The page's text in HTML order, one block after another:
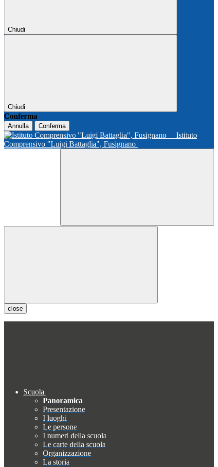
Chiudi
Chiudi
Conferma
Annulla Conferma
Istituto
Comprensivo "Luigi Battaglia", Fusignano
close
Scuola
Panoramica
Presentazione
I luoghi
Le persone
I numeri della scuola
Le carte della scuola
Organizzazione
La storia